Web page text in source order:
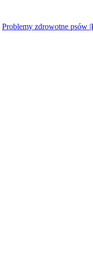
Problemy zdrowotne psów